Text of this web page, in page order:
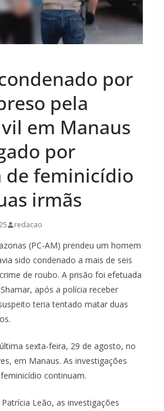
por
pela
em Manaus
por
feminicídio
irmãs
redacao
(PC-AM) prendeu um homem
sido condenado a mais de seis
de roubo. A prisão foi efetuada
após a polícia receber
teria tentado matar duas
sexta-feira, 29 de agosto, no
em Manaus. As investigações
continuam.
Leão, as investigações